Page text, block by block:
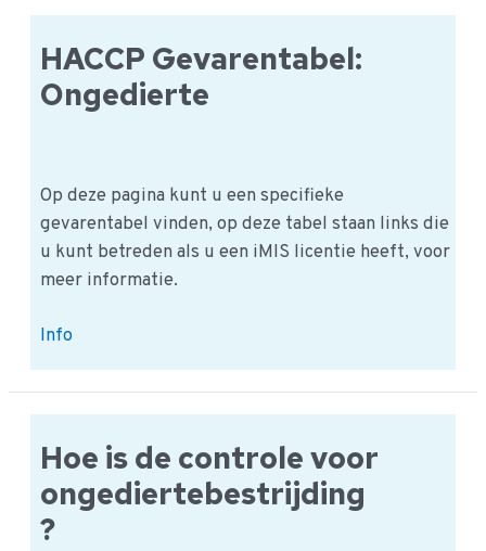
HACCP Gevarentabel:
Ongedierte
Op deze pagina kunt u een specifieke
gevarentabel vinden, op deze tabel staan links die
u kunt betreden als u een iMIS licentie heeft, voor
meer informatie.
HACCP
Ongedierte
Info
Hoe is de controle voor
ongediertebestrijding
?